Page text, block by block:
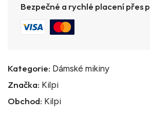
Bezpečné a rychlé placení přes
Kategorie: Dámské mikiny
Značka: Kilpi
Obchod: Kilpi